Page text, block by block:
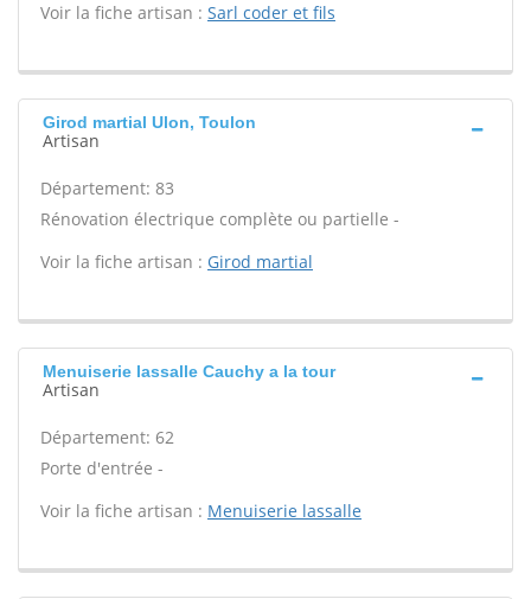
Voir la fiche artisan : Sarl coder et fils
Girod martial Ulon, Toulon
Artisan
Département: 83
Rénovation électrique complète ou partielle -
Voir la fiche artisan : Girod martial
Menuiserie lassalle Cauchy a la tour
Artisan
Département: 62
Porte d'entrée -
Voir la fiche artisan : Menuiserie lassalle